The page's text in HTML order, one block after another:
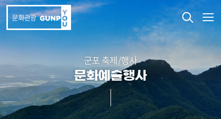
본문 바로가기
문화관광
군포 축제/행사
문화예술행사